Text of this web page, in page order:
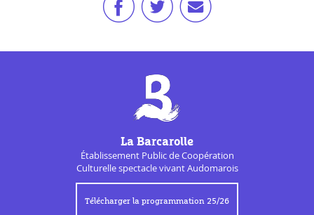
La Barcarolle
Établissement Public deCoopération
Culturellespectacle vivant Audomarois
Télécharger la programmation 25/26